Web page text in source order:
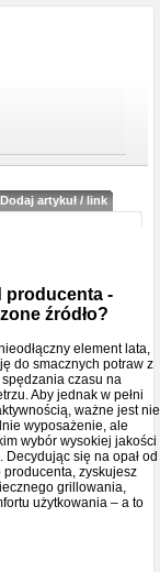
Dodaj artykuł / link
producenta -
źródło?
element lata,
do smacznych potraw z
czasu na
Aby jednak w pełni
ważne jest nie
wyposażenie, ale
wybór wysokiej jakości
się na opał od
zyskujesz
grillowania,
użytkowania – a to